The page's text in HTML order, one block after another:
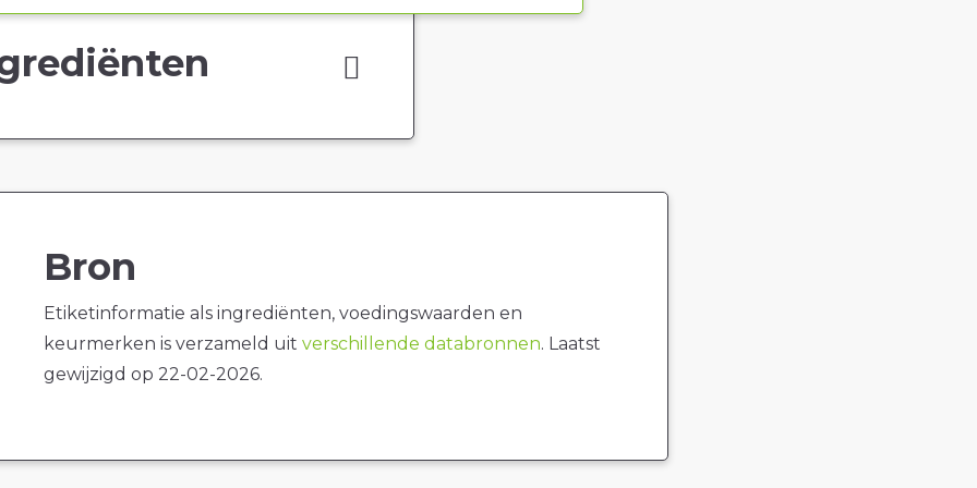
Bron
Etiketinformatie als ingrediënten, voedingswaarden en
keurmerken is verzameld uit verschillende databronnen. Laatst
gewijzigd op 22-02-2026.